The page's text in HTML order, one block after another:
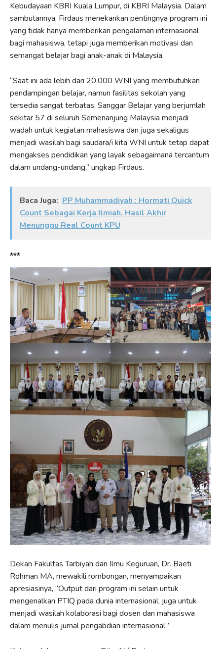
Kebudayaan KBRI Kuala Lumpur, di KBRI Malaysia. Dalam
sambutannya, Firdaus menekankan pentingnya program ini
yang tidak hanya memberikan pengalaman internasional
bagi mahasiswa, tetapi juga memberikan motivasi dan
semangat belajar bagi anak-anak di Malaysia.
“Saat ini ada lebih dari 20.000 WNI yang membutuhkan
pendampingan belajar, namun fasilitas sekolah yang
tersedia sangat terbatas. Sanggar Belajar yang berjumlah
sekitar 57 di seluruh Semenanjung Malaysia menjadi
wadah untuk kegiatan mahasiswa dan juga sekaligus
menjadi wasilah bagi saudara/i kita WNI untuk tetap dapat
mengakses pendidikan yang layak sebagaimana tercantum
dalam undang-undang,” ungkap Firdaus.
Baca Juga: PP Muhammadiyah : Hormati Quick
Count Sebagai Kerja Ilmiah, Hasil Akhir
Menunggu Real Count KPU
***
Dekan Fakultas Tarbiyah dan Ilmu Keguruan, Dr. Baeti
Rohman MA, mewakili rombongan, menyampaikan
apresiasinya, “Output dari program ini selain untuk
mengenalkan PTIQ pada dunia internasional, juga untuk
menjadi wasilah kolaborasi bagi dosen dan mahasiswa
dalam menulis jurnal pengabdian internasional.”